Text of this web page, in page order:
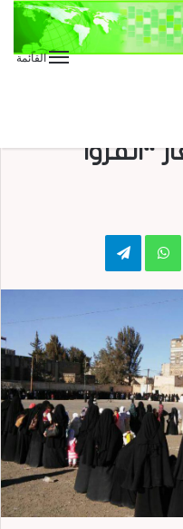
القائمة
“انفروا
WhatsApp
Telegram